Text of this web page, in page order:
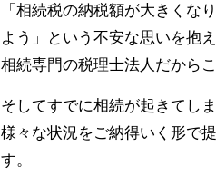
「相続税の納税額が大きくな
よう」という不安な思いを抱
相続専門の税理士法人だから
そしてすでに相続が起きてし
様々な状況をご納得いく形で
す。